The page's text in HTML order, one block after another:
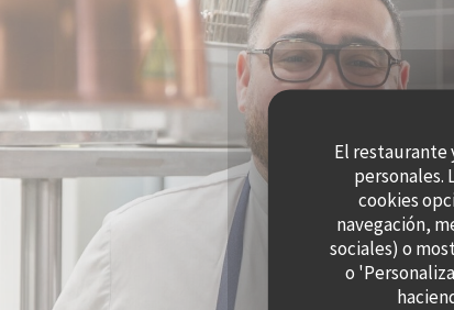
El restaurante
personales.
cookies
navegación,
sociales) o
o